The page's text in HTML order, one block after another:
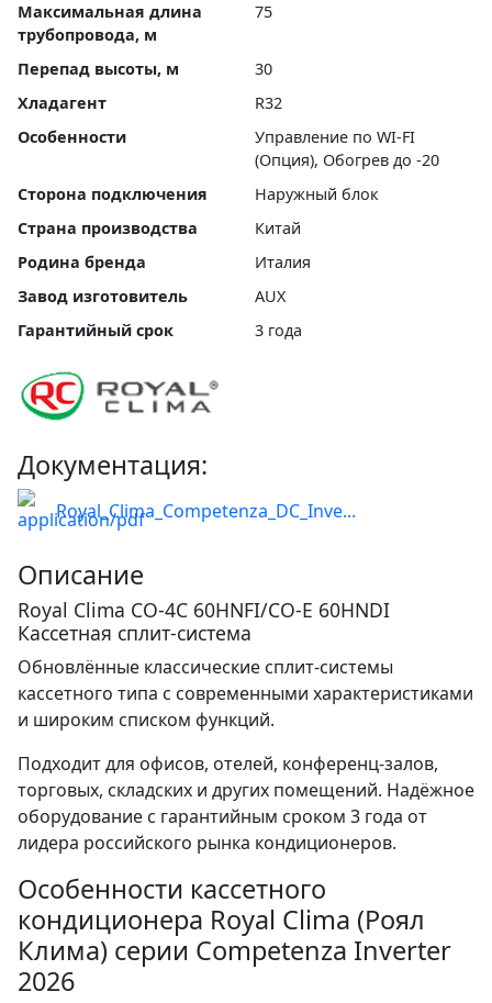
Максимальная длина
трубопровода, м
75
Перепад высоты, м
30
Хладагент
R32
Особенности
Управление по WI-FI
(Опция), Обогрев до -20
Сторона подключения
Наружный блок
Страна производства
Китай
Родина бренда
Италия
Завод изготовитель
AUX
Гарантийный срок
3 года
Документация:
Royal_Clima_Competenza_DC_Inve...
Описание
Royal Clima CO-4C 60HNFI/CO-E 60HNDI
Кассетная сплит-система
Обновлённые классические сплит-системы
кассетного типа с современными характеристиками
и широким списком функций.
Подходит для офисов, отелей, конференц-залов,
торговых, складских и других помещений. Надёжное
оборудование с гарантийным сроком 3 года от
лидера российского рынка кондиционеров.
Особенности кассетного
кондиционера Royal Clima (Роял
Клима) серии Competenza Inverter
2026